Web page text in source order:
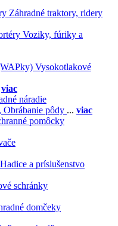
Záhradné traktory, ridery
Voziky, fúriky a
Vysokotlakové
viac
náradie
Obrábanie pôdy ... viac
pomôcky
Hadice a príslušenstvo
schránky
domčeky